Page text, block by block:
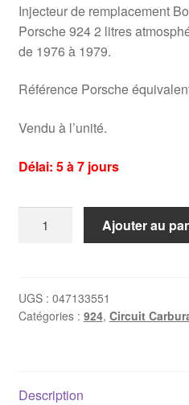
Injecteur de remplacement
Porsche 924 2 litres
de 1976 à 1979.
Référence Porsche
Vendu à l’unité.
Délai: 5 à 7 jours
924
(1976-
Ajouter au
UGS : 047133551
Catégories : 924, Circuit
Description